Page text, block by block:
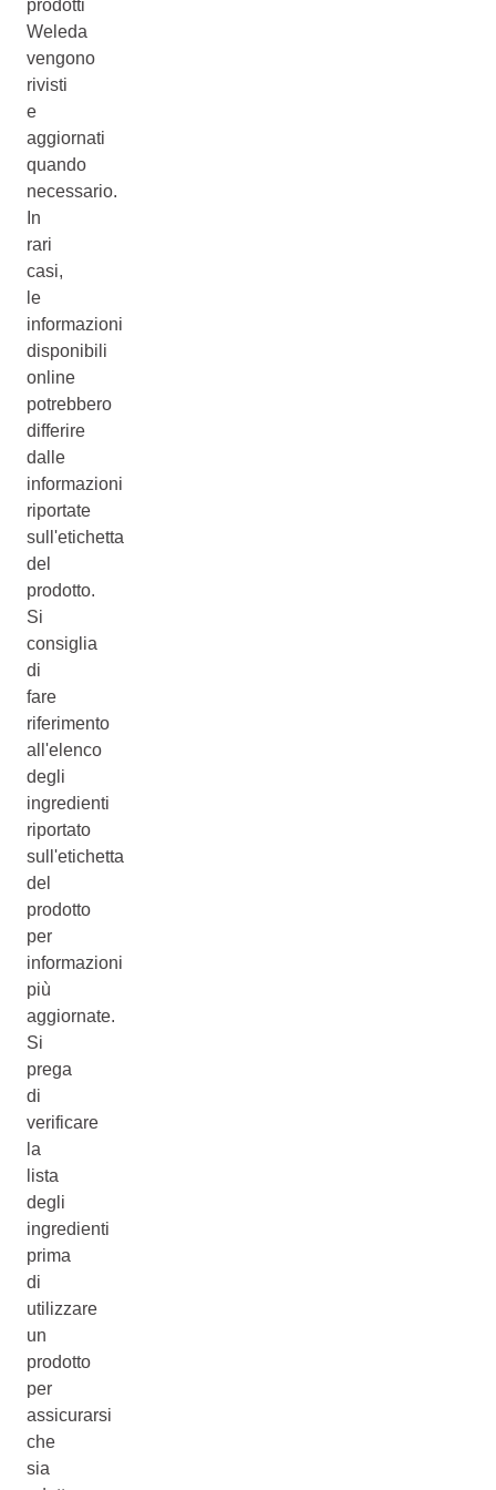
prodotti
Weleda
vengono
rivisti
e
aggiornati
quando
necessario.
In
rari
casi,
le
informazioni
disponibili
online
potrebbero
differire
dalle
informazioni
riportate
sull'etichetta
del
prodotto.
Si
consiglia
di
fare
riferimento
all'elenco
degli
ingredienti
riportato
sull'etichetta
del
prodotto
per
informazioni
più
aggiornate.
Si
prega
di
verificare
la
lista
degli
ingredienti
prima
di
utilizzare
un
prodotto
per
assicurarsi
che
sia